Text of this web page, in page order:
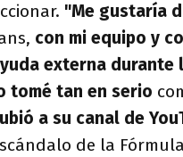
"Me gustaría
con mi equipo y
externa durante
tomé tan en serio
a su canal de
de la